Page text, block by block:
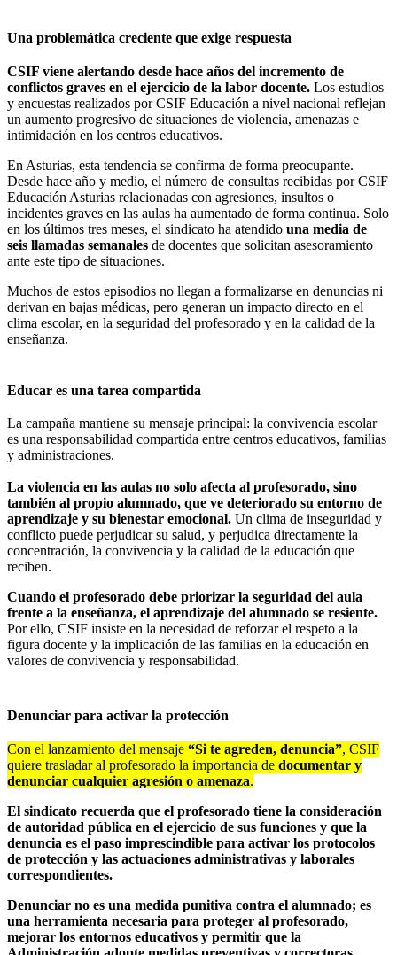
Una problemática creciente que exige respuesta
CSIF viene alertando desde hace años del incremento de
conflictos graves en el ejercicio de la labor docente. Los estudios
y encuestas realizados por CSIF Educación a nivel nacional reflejan
un aumento progresivo de situaciones de violencia, amenazas e
intimidación en los centros educativos.
En Asturias, esta tendencia se confirma de forma preocupante.
Desde hace año y medio, el número de consultas recibidas por CSIF
Educación Asturias relacionadas con agresiones, insultos o
incidentes graves en las aulas ha aumentado de forma continua. Solo
en los últimos tres meses, el sindicato ha atendido una media de
seis llamadas semanales de docentes que solicitan asesoramiento
ante este tipo de situaciones.
Muchos de estos episodios no llegan a formalizarse en denuncias ni
derivan en bajas médicas, pero generan un impacto directo en el
clima escolar, en la seguridad del profesorado y en la calidad de la
enseñanza.
Educar es una tarea compartida
La campaña mantiene su mensaje principal: la convivencia escolar
es una responsabilidad compartida entre centros educativos, familias
y administraciones.
La violencia en las aulas no solo afecta al profesorado, sino
también al propio alumnado, que ve deteriorado su entorno de
aprendizaje y su bienestar emocional. Un clima de inseguridad y
conflicto puede perjudicar su salud, y perjudica directamente la
concentración, la convivencia y la calidad de la educación que
reciben.
Cuando el profesorado debe priorizar la seguridad del aula
frente a la enseñanza, el aprendizaje del alumnado se resiente.
Por ello, CSIF insiste en la necesidad de reforzar el respeto a la
figura docente y la implicación de las familias en la educación en
valores de convivencia y responsabilidad.
Denunciar para activar la protección
Con el lanzamiento del mensaje “Si te agreden, denuncia”, CSIF
quiere trasladar al profesorado la importancia de documentar y
denunciar cualquier agresión o amenaza.
El sindicato recuerda que el profesorado tiene la consideración
de autoridad pública en el ejercicio de sus funciones y que la
denuncia es el paso imprescindible para activar los protocolos
de protección y las actuaciones administrativas y laborales
correspondientes.
Denunciar no es una medida punitiva contra el alumnado; es
una herramienta necesaria para proteger al profesorado,
mejorar los entornos educativos y permitir que la